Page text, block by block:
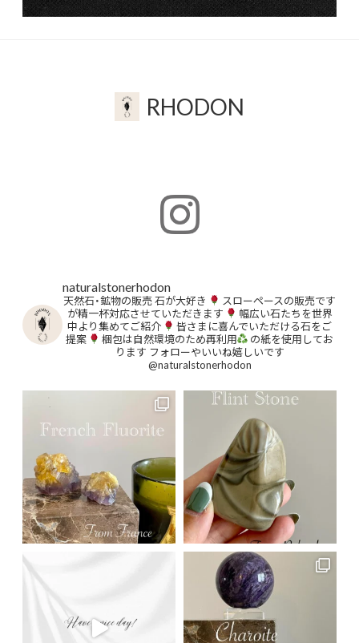
RHODON
naturalstonerhodon
天然石・鉱物の販売石が大好き
スローペースの販売です
が精一杯対応させていただきます
幅広い石たちを世界
中より集めてご紹介
皆さまに喜んでいただける石をご
提案
梱包は自然環境のため再利用
の紙を使用してお
ります フォローやいいね嬉しいです
@naturalstonerhodon